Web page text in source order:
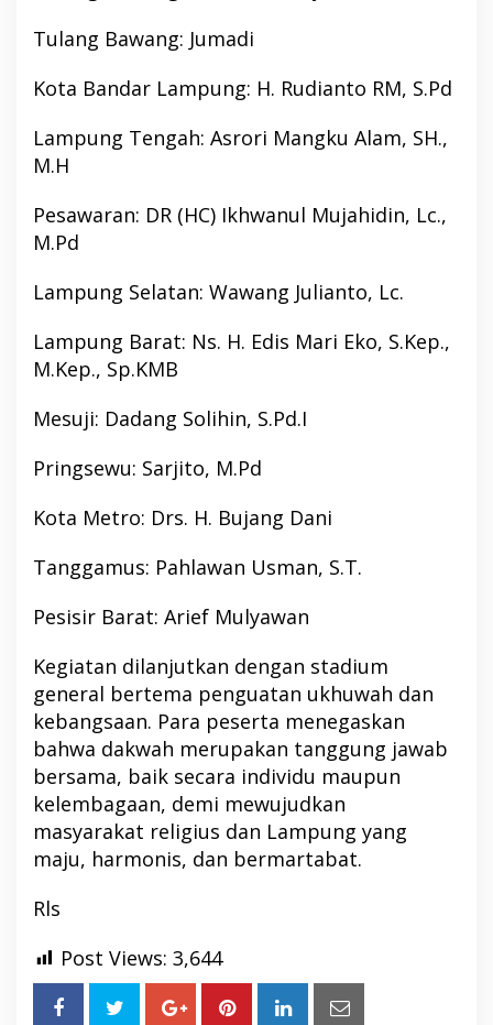
Tulang Bawang: Jumadi
Kota Bandar Lampung: H. Rudianto RM, S.Pd
Lampung Tengah: Asrori Mangku Alam, SH.,
M.H
Pesawaran: DR (HC) Ikhwanul Mujahidin, Lc.,
M.Pd
Lampung Selatan: Wawang Julianto, Lc.
Lampung Barat: Ns. H. Edis Mari Eko, S.Kep.,
M.Kep., Sp.KMB
Mesuji: Dadang Solihin, S.Pd.I
Pringsewu: Sarjito, M.Pd
Kota Metro: Drs. H. Bujang Dani
Tanggamus: Pahlawan Usman, S.T.
Pesisir Barat: Arief Mulyawan
Kegiatan dilanjutkan dengan stadium
general bertema penguatan ukhuwah dan
kebangsaan. Para peserta menegaskan
bahwa dakwah merupakan tanggung jawab
bersama, baik secara individu maupun
kelembagaan, demi mewujudkan
masyarakat religius dan Lampung yang
maju, harmonis, dan bermartabat.
Rls
Post Views: 3,644